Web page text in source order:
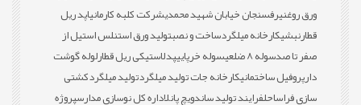
ورق روغنیرفسنجان خیابان شهید محمدیشرکت کلبه کارمانیاپد ریل
قطارنبشیکارخانه میلگردساخت و نصبتولید ورق استنلس استیل از
صفر تا صدسوله 8 ضلعی سوله خرپاییپدلاستیکی ریل قطارلوله گوشت
دارپروفیل ساختمانیکارخانه جات تولید میلگردتولید میلگردکشتی
سازی فراساحلفرایند تولید ساندویچ پانلاداره کل نوسازی مدارسپروژه